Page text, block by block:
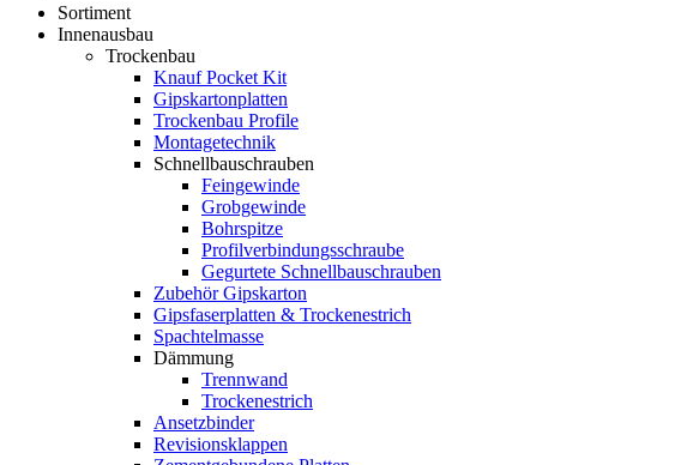
Sortiment
Innenausbau
Trockenbau
Knauf Pocket Kit
Gipskartonplatten
Trockenbau Profile
Montagetechnik
Schnellbauschrauben
Feingewinde
Grobgewinde
Bohrspitze
Profilverbindungsschraube
Gegurtete Schnellbauschrauben
Zubehör Gipskarton
Gipsfaserplatten & Trockenestrich
Spachtelmasse
Dämmung
Trennwand
Trockenestrich
Ansetzbinder
Revisionsklappen